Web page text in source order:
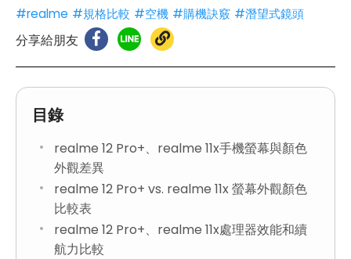
#realme #規格比較 #空機 #購機訣竅 #潛望式鏡頭
分享給朋友
目錄
realme 12 Pro+、realme 11x手機螢幕與顏色
外觀差異
realme 12 Pro+ vs. realme 11x 螢幕外觀顏色
比較表
realme 12 Pro+、realme 11x處理器效能和續
航力比較